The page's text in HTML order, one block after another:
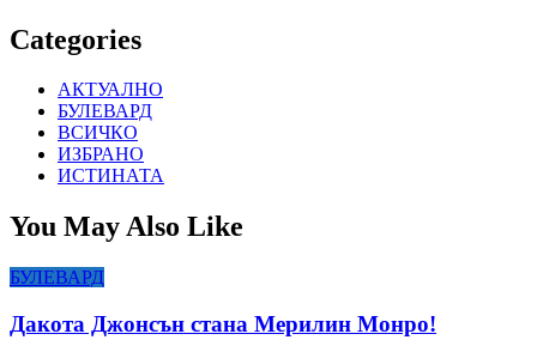
Categories
АКТУАЛНО
БУЛЕВАРД
ВСИЧКО
ИЗБРАНО
ИСТИНАТА
You May Also Like
БУЛЕВАРД
Дакота Джонсън стана Мерилин Монро!